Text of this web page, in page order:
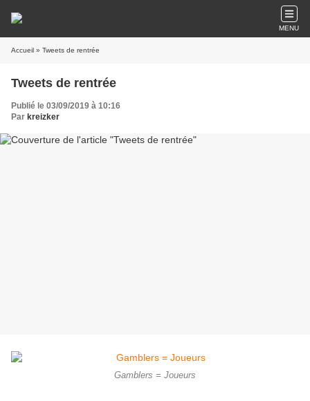
MENU
Accueil » Tweets de rentrée
Tweets de rentrée
Publié le 03/09/2019 à 10:16
Par kreizker
Gamblers = Joueurs